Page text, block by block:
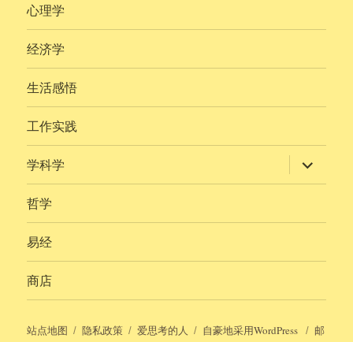
心理学
经济学
生活感悟
工作实践
学科学 展
开
子
哲学
易经
商店
站点地图 隐私政策 爱思考的人 自豪地采用WordPress
邮